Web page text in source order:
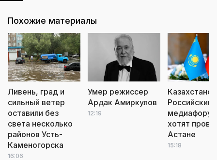
Похожие материалы
Ливень, град и
сильный ветер
оставили без
света несколько
районов Усть-
Каменогорска
16:06
Умер режиссер
Ардак Амиркулов
12:19
Российский
медиафорум
хотят
Астане
15:18